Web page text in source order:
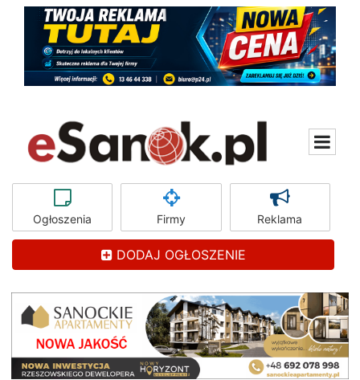
Ogłoszenia Firmy Reklama
DODAJ OGŁOSZENIE